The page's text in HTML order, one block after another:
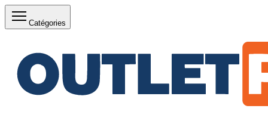
Catégories